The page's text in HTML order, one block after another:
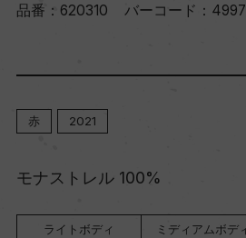
品番： 620310 バーコード：
赤 2021
モナストレル 100%
ライトボディ ミディアムボデ